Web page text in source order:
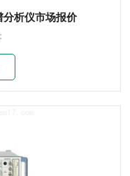
分析仪市场报价